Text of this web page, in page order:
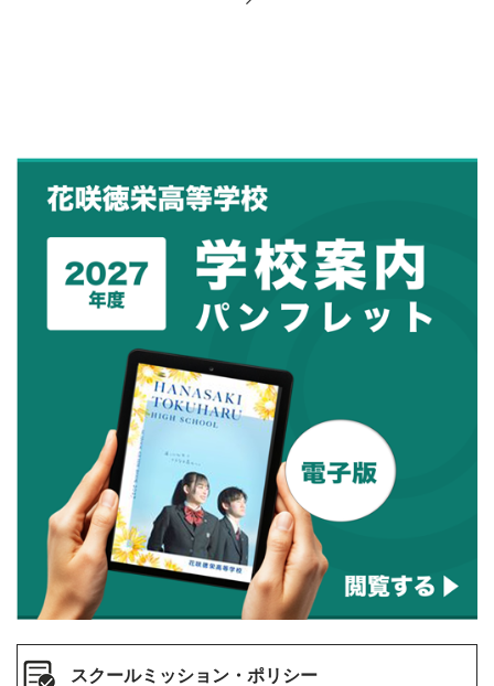
スクールミッション・ポリシー